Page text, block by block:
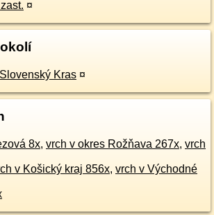
¤
Kras ¤
8x, vrch v okres Rožňava 267x, vrch
v Košický kraj 856x, vrch v Východné